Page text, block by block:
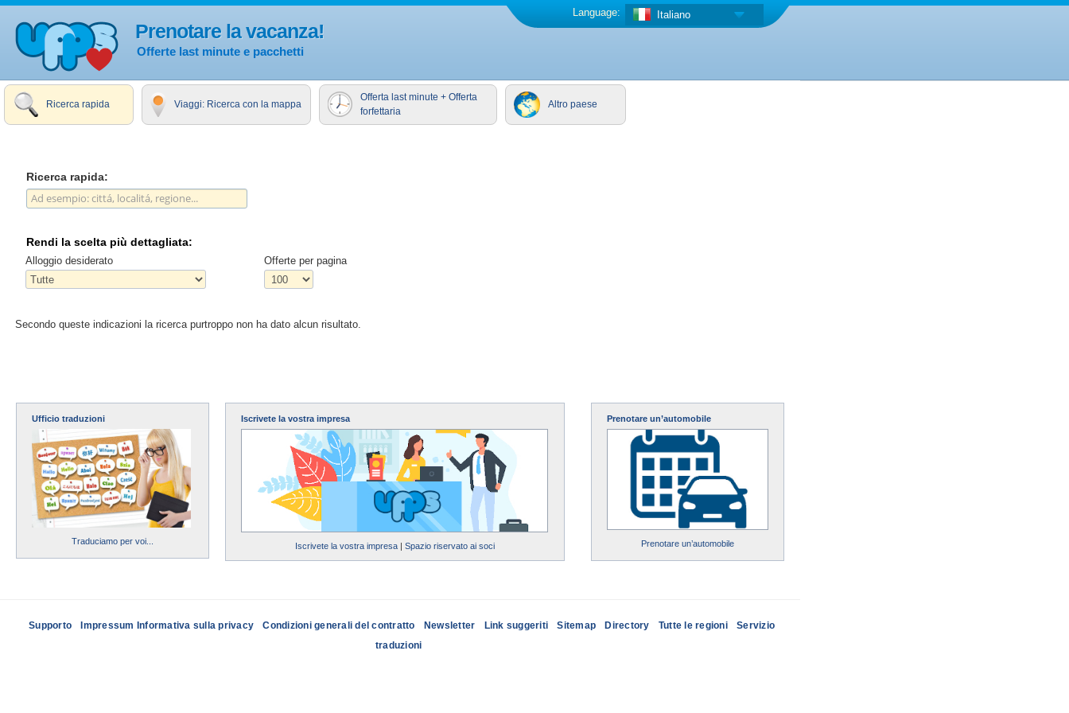
Prenotare la vacanza!
Offerte last minute e pacchetti
Italiano
Language:
Ricerca rapida Viaggi: Ricerca con la mappa
Offerta last minute + Offerta
forfettaria
Altro paese
Ricerca rapida:
Rendi la scelta più dettagliata:
Alloggio desiderato Offerte per pagina
Secondo queste indicazioni la ricerca purtroppo non ha dato alcun risultato.
Ufficio traduzioni
Traduciamo per voi...
Iscrivete la vostra impresa
Iscrivete la vostra impresa| Spazio riservato ai soci
Prenotare un’automobile
Prenotare un’automobile
Supporto Impressum Informativa sulla privacy Condizioni generali del contratto Newsletter Link suggeriti Sitemap Directory Tutte le regioni
Servizio
traduzioni